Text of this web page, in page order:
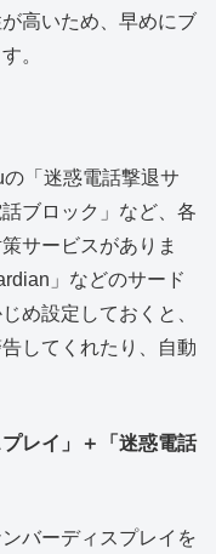
高いため、早めにブ
。
「迷惑電話撃退サ
ブロック」など、各
サービスがありま
」などのサード
め設定しておくと、
してくれたり、自動
レイ」＋「迷惑電話
バーディスプレイを